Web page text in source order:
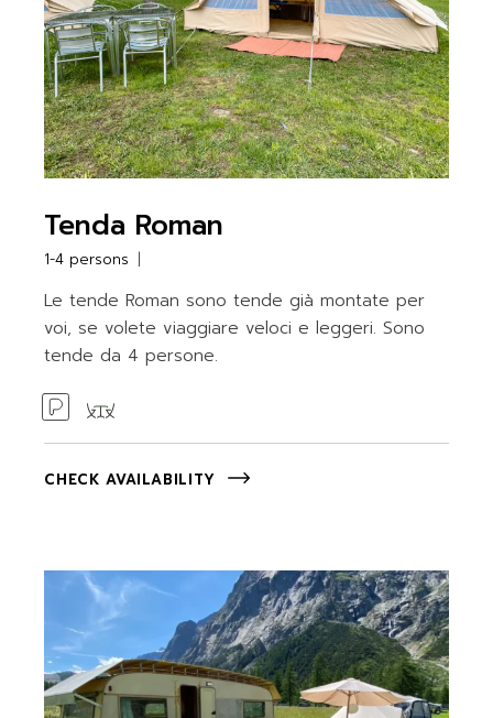
Tenda Roman
1-4 persons
Le tende Roman sono tende già montate per
voi, se volete viaggiare veloci e leggeri. Sono
tende da 4 persone.
CHECK AVAILABILITY